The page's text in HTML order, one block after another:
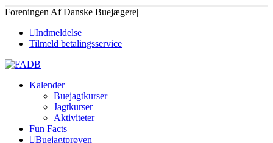
Foreningen Af Danske Buejægere|
Indmeldelse
Tilmeld betalingsservice
Kalender
Buejagtkurser
Jagtkurser
Aktiviteter
Fun Facts
Buejagtprøven